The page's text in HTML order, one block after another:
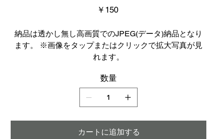
価
格
￥150
納品は透かし無し高画質でのJPEG(データ)納品となり
ます。 ※画像をタップまたはクリックで拡大写真が見
れます。
数量
カートに追加する